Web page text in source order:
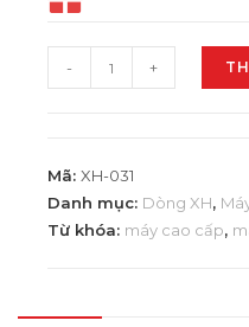
- +
Mã: XH-031
Danh mục: Dòng XH,
Từ khóa: máy cao cấp,